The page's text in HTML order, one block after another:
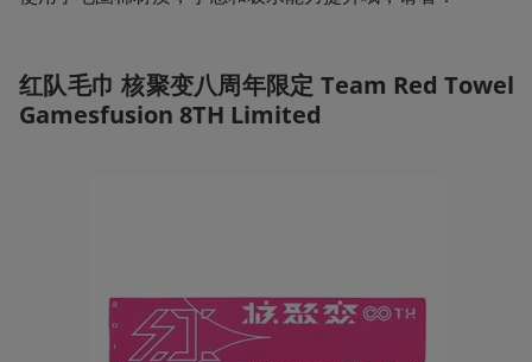
红队毛巾 核聚变八周年限定 Team Red Towel
Gamesfusion 8TH Limited